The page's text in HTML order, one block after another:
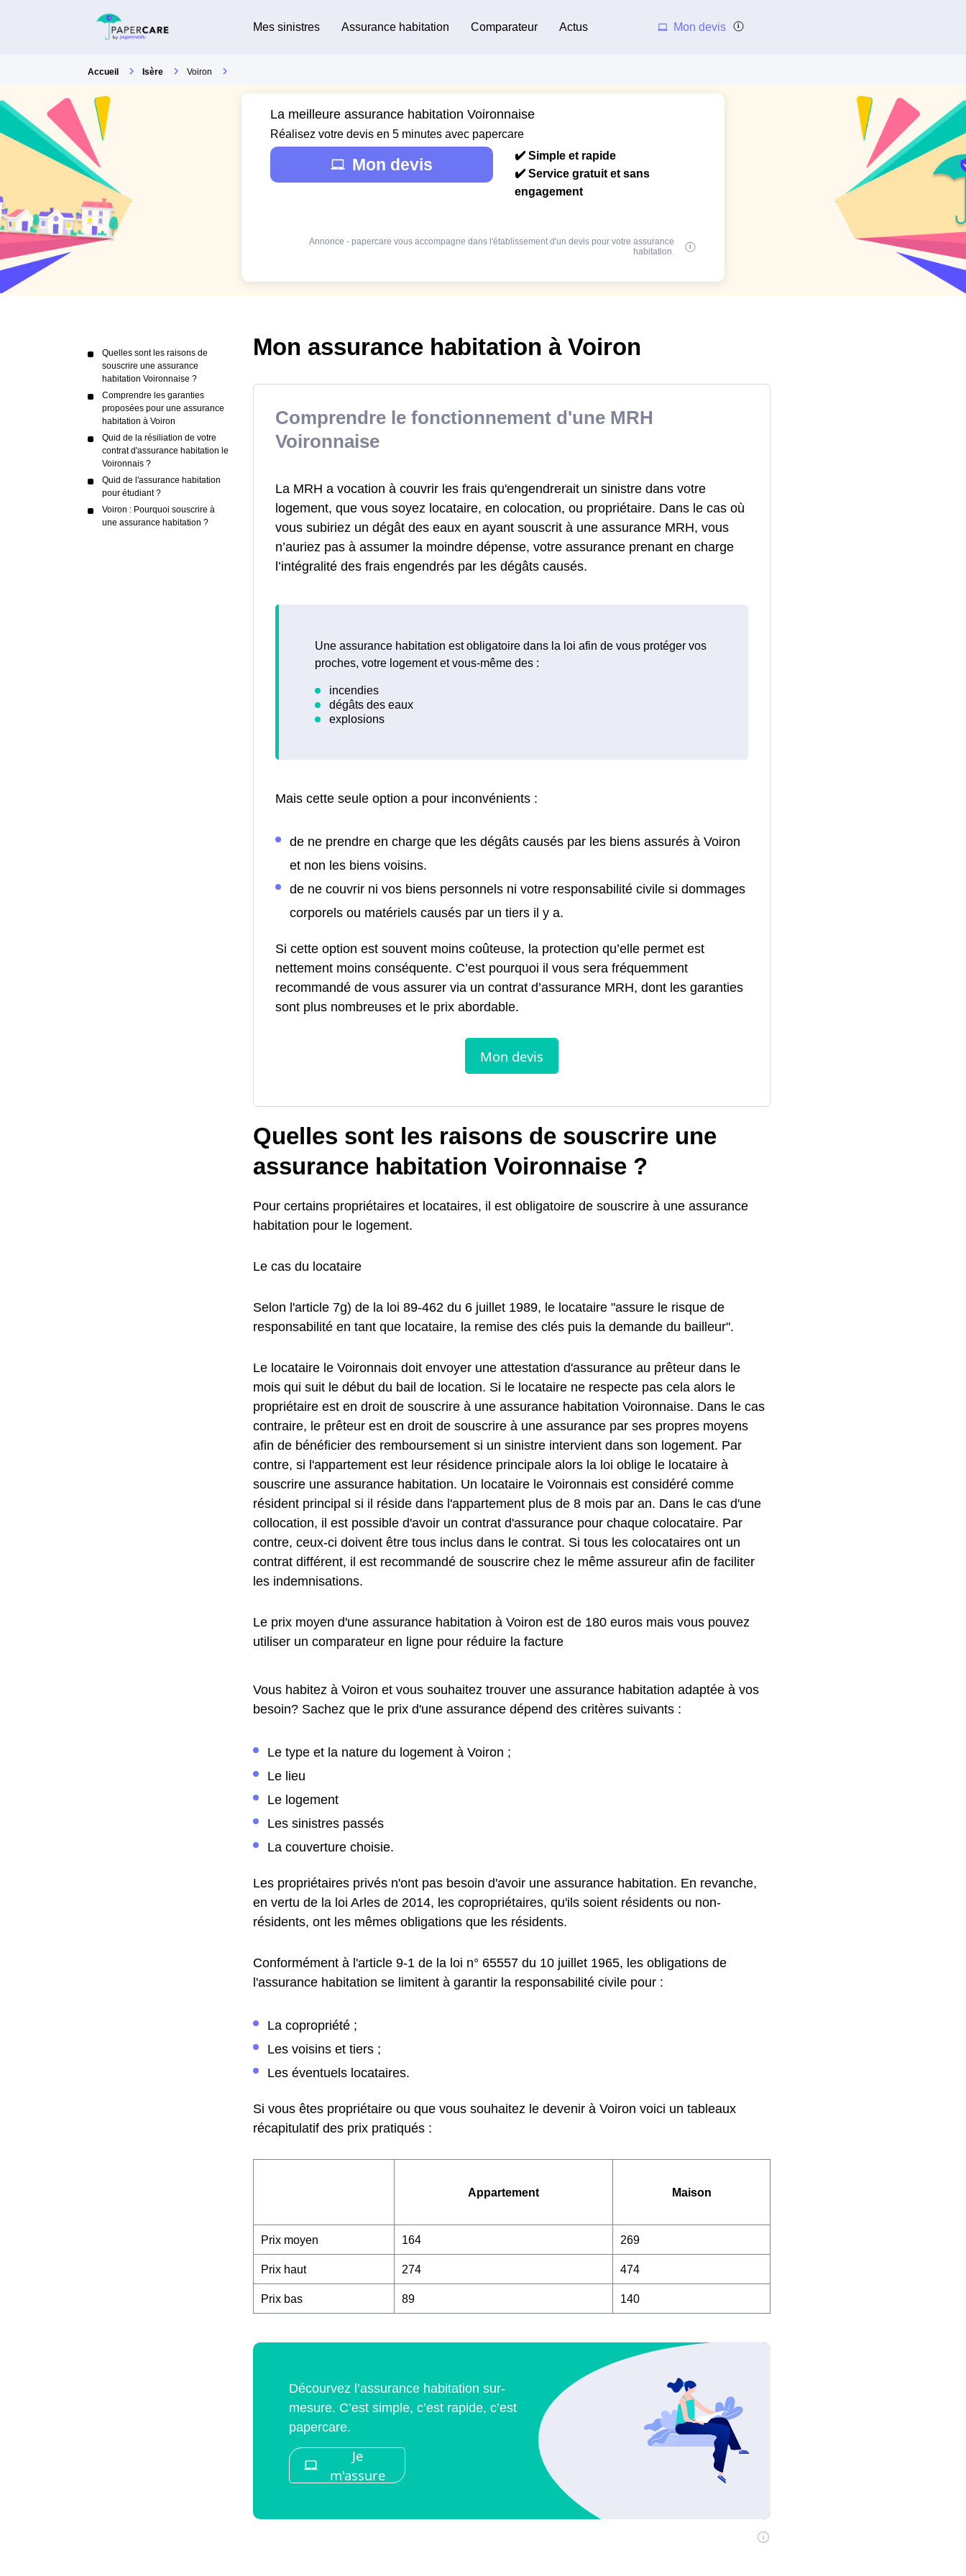
Mes sinistres Assurance habitation Comparateur Actus Mon devis
Accueil Isère Voiron
La meilleure assurance habitation Voironnaise
Réalisez votre devis en 5 minutes avec papercare
Mon devis
✔️ Simple et rapide
✔️ Service gratuit et sans
engagement
Annonce - papercare vous accompagne dans l'établissement d'un devis pour votre assurance
habitation.
Quelles sont les raisons de
souscrire une assurance
habitation Voironnaise ?
Comprendre les garanties
proposées pour une assurance
habitation à Voiron
Quid de la résiliation de votre
contrat d'assurance habitation le
Voironnais ?
Quid de l'assurance habitation
pour étudiant ?
Voiron : Pourquoi souscrire à
une assurance habitation ?
Mon assurance habitation à Voiron
Comprendre le fonctionnement d'une MRH
Voironnaise
La MRH a vocation à couvrir les frais qu'engendrerait un sinistre dans votre
logement, que vous soyez locataire, en colocation, ou propriétaire. Dans le cas où
vous subiriez un dégât des eaux en ayant souscrit à une assurance MRH, vous
n’auriez pas à assumer la moindre dépense, votre assurance prenant en charge
l’intégralité des frais engendrés par les dégâts causés.
Une assurance habitation est obligatoire dans la loi afin de vous protéger vos
proches, votre logement et vous-même des :
Mais cette seule option a pour inconvénients :
de ne prendre en charge que les dégâts causés par les biens assurés à Voiron
et non les biens voisins.
de ne couvrir ni vos biens personnels ni votre responsabilité civile si dommages
corporels ou matériels causés par un tiers il y a.
Si cette option est souvent moins coûteuse, la protection qu’elle permet est
nettement moins conséquente. C’est pourquoi il vous sera fréquemment
recommandé de vous assurer via un contrat d’assurance MRH, dont les garanties
sont plus nombreuses et le prix abordable.
Quelles sont les raisons de souscrire une
assurance habitation Voironnaise ?
Pour certains propriétaires et locataires, il est obligatoire de souscrire à une assurance
habitation pour le logement.
Le cas du locataire
Selon l'article 7g) de la loi 89-462 du 6 juillet 1989, le locataire "assure le risque de
responsabilité en tant que locataire, la remise des clés puis la demande du bailleur".
Le locataire le Voironnais doit envoyer une attestation d'assurance au prêteur dans le
mois qui suit le début du bail de location. Si le locataire ne respecte pas cela alors le
propriétaire est en droit de souscrire à une assurance habitation Voironnaise. Dans le cas
contraire, le prêteur est en droit de souscrire à une assurance par ses propres moyens
afin de bénéficier des remboursement si un sinistre intervient dans son logement. Par
contre, si l'appartement est leur résidence principale alors la loi oblige le locataire à
souscrire une assurance habitation. Un locataire le Voironnais est considéré comme
résident principal si il réside dans l'appartement plus de 8 mois par an. Dans le cas d'une
collocation, il est possible d'avoir un contrat d'assurance pour chaque colocataire. Par
contre, ceux-ci doivent être tous inclus dans le contrat. Si tous les colocataires ont un
contrat différent, il est recommandé de souscrire chez le même assureur afin de faciliter
les indemnisations.
Le prix moyen d'une assurance habitation à Voiron est de 180 euros mais vous pouvez
utiliser un comparateur en ligne pour réduire la facture
Vous habitez à Voiron et vous souhaitez trouver une assurance habitation adaptée à vos
besoin? Sachez que le prix d'une assurance dépend des critères suivants :
Le type et la nature du logement à Voiron ;
Le lieu
Le logement
Les sinistres passés
La couverture choisie.
Les propriétaires privés n'ont pas besoin d'avoir une assurance habitation. En revanche,
en vertu de la loi Arles de 2014, les copropriétaires, qu'ils soient résidents ou non-
résidents, ont les mêmes obligations que les résidents.
Conformément à l'article 9-1 de la loi n° 65557 du 10 juillet 1965, les obligations de
l'assurance habitation se limitent à garantir la responsabilité civile pour :
La copropriété ;
Les voisins et tiers ;
Les éventuels locataires.
Si vous êtes propriétaire ou que vous souhaitez le devenir à Voiron voici un tableaux
récapitulatif des prix pratiqués :
Appartement Maison
Prix moyen 164 269
Prix haut 274 474
Prix bas 89 140